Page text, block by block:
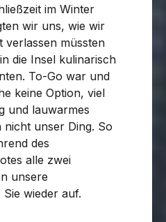
im Winter
wir uns, wie wir
verlassen müssten
die Insel kulinarisch
To-Go war und
keine Option, viel
und lauwarmes
nicht unser Ding. So
des
alle zwei
unsere
wieder auf.